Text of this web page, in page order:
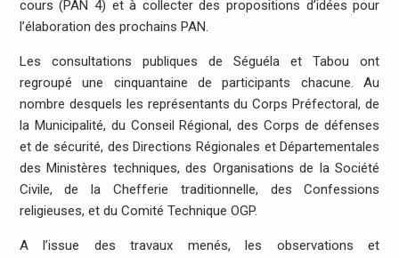
cours (PAN 4) et à collecter des propositions d’idées pour
l’élaboration des prochains PAN.
Les consultations publiques de Séguéla et Tabou ont
regroupé une cinquantaine de participants chacune. Au
nombre desquels les représentants du Corps Préfectoral, de
la Municipalité, du Conseil Régional, des Corps de défenses
et de sécurité, des Directions Régionales et Départementales
des Ministères techniques, des Organisations de la Société
Civile, de la Chefferie traditionnelle, des Confessions
religieuses, et du Comité Technique OGP.
A l’issue des travaux menés, les observations et